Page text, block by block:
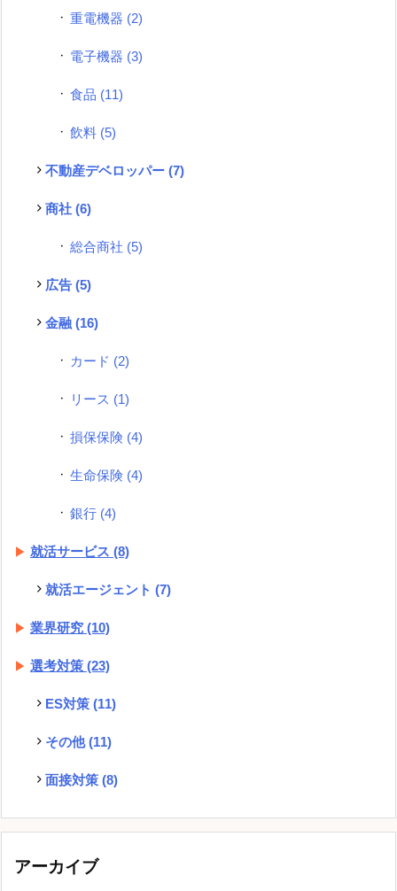
重電機器 (2)
電子機器 (3)
食品 (11)
飲料 (5)
不動産デベロッパー (7)
商社 (6)
総合商社 (5)
広告 (5)
金融 (16)
カード (2)
リース (1)
損保保険 (4)
生命保険 (4)
銀行 (4)
就活サービス (8)
就活エージェント (7)
業界研究 (10)
選考対策 (23)
ES対策 (11)
その他(11)
面接対策 (8)
アーカイブ